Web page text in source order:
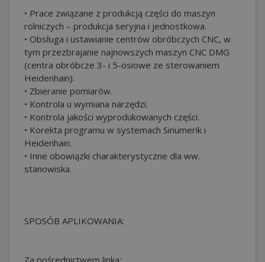
• Prace związane z produkcją części do maszyn
rolniczych – produkcja seryjna i jednostkowa.
• Obsługa i ustawianie centrów obróbczych CNC, w
tym przezbrajanie najnowszych maszyn CNC DMG
(centra obróbcze 3- i 5-osiowe ze sterowaniem
Heidenhain).
• Zbieranie pomiarów.
• Kontrola u wymiana narzędzi.
• Kontrola jakości wyprodukowanych części.
• Korekta programu w systemach Sinumerik i
Heidenhain.
• Inne obowiązki charakterystyczne dla ww.
stanowiska.
SPOSÓB APLIKOWANIA:
Za pośrednictwem linka: